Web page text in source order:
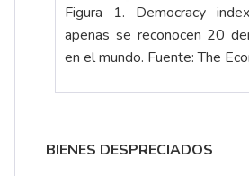
Figura 1. Democracy
apenas se reconocen 20
en el mundo. Fuente: The
BIENES DESPRECIADOS